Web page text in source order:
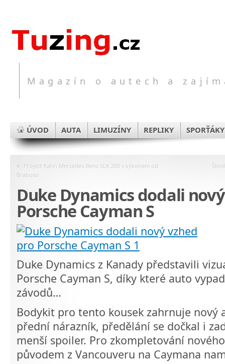
Magazín o autech a
ÚVOD AUTA LIMUZÍNY REPLIKY SPORŤÁKY
« Project Kahn Mercedes-Benz SLK 200 s výkonem od
Brabusu
Duke Dynamics dodali
Porsche Cayman S
Duke Dynamics z Kanady představili
Porsche Cayman S, díky které auto
závodů…
Bodykit pro tento kousek zahrnuje nový
přední nárazník, předělání se dočkal i
menší spoiler. Pro zkompletování
původem z Vancouveru na Caymana